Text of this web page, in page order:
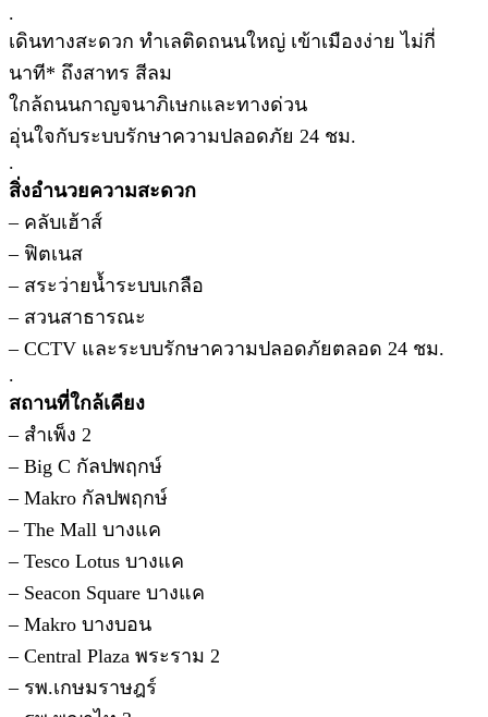
.
เดินทางสะดวก ทำเลติดถนนใหญ่ เข้าเมืองง่าย ไม่กี่
นาที* ถึงสาทร สีลม
ใกล้ถนนกาญจนาภิเษกและทางด่วน
อุ่นใจกับระบบรักษาความปลอดภัย 24 ชม.
.
สิ่งอำนวยความสะดวก
– คลับเฮ้าส์
– ฟิตเนส
– สระว่ายน้ำระบบเกลือ
– สวนสาธารณะ
– CCTV และระบบรักษาความปลอดภัยตลอด 24 ชม.
.
สถานที่ใกล้เคียง
– สำเพ็ง 2
– Big C กัลปพฤกษ์
– Makro กัลปพฤกษ์
– The Mall บางแค
– Tesco Lotus บางแค
– Seacon Square บางแค
– Makro บางบอน
– Central Plaza พระราม 2
– รพ.เกษมราษฎร์